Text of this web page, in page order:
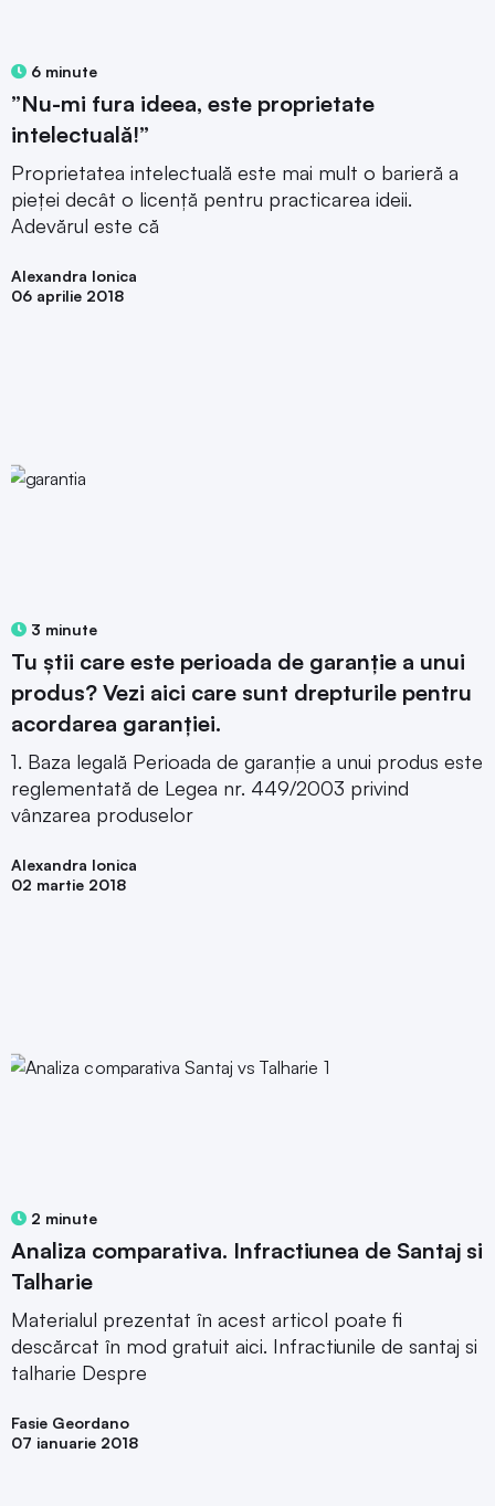
6 minute
”Nu-mi fura ideea, este proprietate
intelectuală!”
Proprietatea intelectuală este mai mult o barieră a
pieței decât o licență pentru practicarea ideii.
Adevărul este că
Alexandra Ionica
06 aprilie 2018
3 minute
Tu știi care este perioada de garanție a unui
produs? Vezi aici care sunt drepturile pentru
acordarea garanției.
1. Baza legală Perioada de garanție a unui produs este
reglementată de Legea nr. 449/2003 privind
vânzarea produselor
Alexandra Ionica
02 martie 2018
2 minute
Analiza comparativa. Infractiunea de Santaj si
Talharie
Materialul prezentat în acest articol poate fi
descărcat în mod gratuit aici. Infractiunile de santaj si
talharie Despre
Fasie Geordano
07 ianuarie 2018